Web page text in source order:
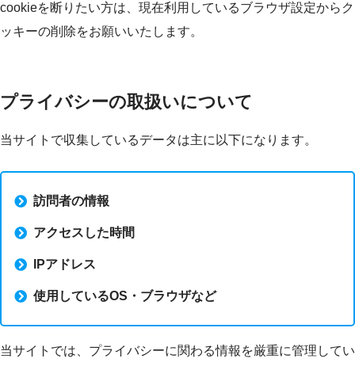
cookieを断りたい方は、現在利用しているブラウザ設定からク
ッキーの削除をお願いいたします。
プライバシーの取扱いについて
当サイトで収集しているデータは主に以下になります。
訪問者の情報
アクセスした時間
IPアドレス
使用しているOS・ブラウザなど
当サイトでは、プライバシーに関わる情報を厳重に管理してい